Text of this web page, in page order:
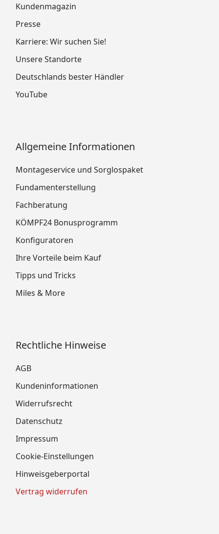
Kundenmagazin
Presse
Karriere: Wir suchen Sie!
Unsere Standorte
Deutschlands bester Händler
YouTube
Allgemeine Informationen
Montageservice und Sorglospaket
Fundamenterstellung
Fachberatung
KÖMPF24 Bonusprogramm
Konfiguratoren
Ihre Vorteile beim Kauf
Tipps und Tricks
Miles & More
Rechtliche Hinweise
AGB
Kundeninformationen
Widerrufsrecht
Datenschutz
Impressum
Cookie-Einstellungen
Hinweisgeberportal
Vertrag widerrufen